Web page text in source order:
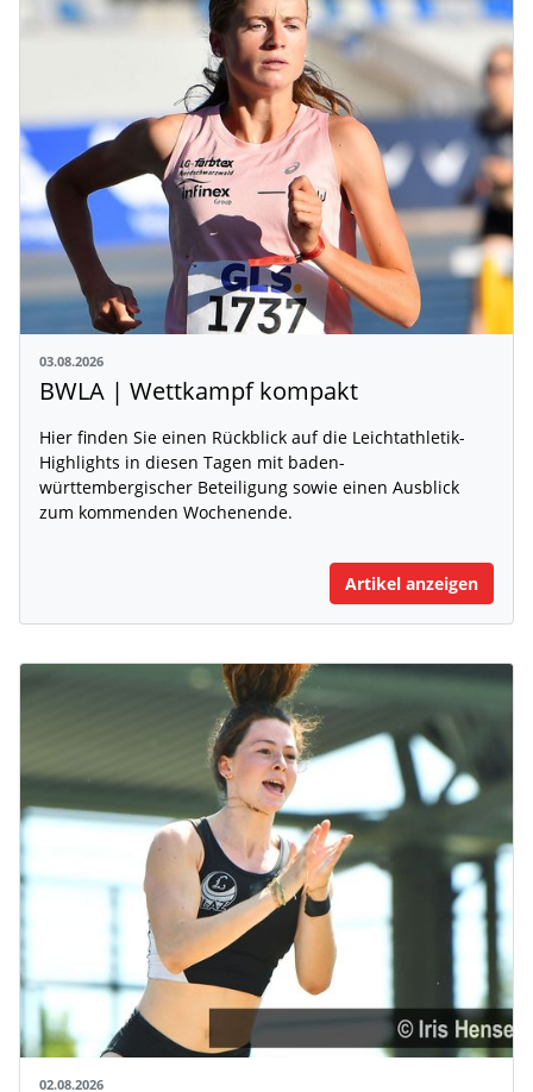
03.08.2026
BWLA | Wettkampf kompakt
Hier finden Sie einen Rückblick auf die Leichtathletik-
Highlights in diesen Tagen mit baden-
württembergischer Beteiligung sowie einen Ausblick
zum kommenden Wochenende.
Artikel anzeigen
02.08.2026